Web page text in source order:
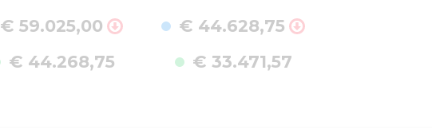
€ 59.025,00
€ 44.268,75
€ 44.628,75
€ 33.471,57